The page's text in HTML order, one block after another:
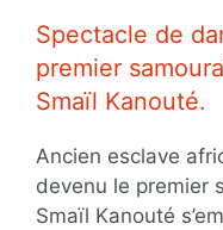
Spectacle de
premier
Smaïl Kanouté.
Ancien esclave
devenu le premier
Smaïl Kanouté